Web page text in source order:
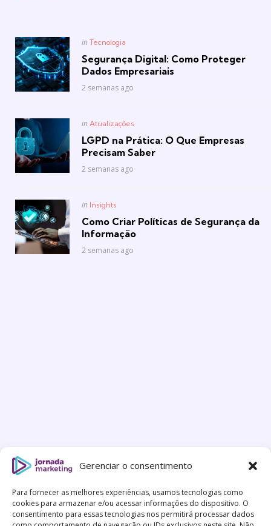
Gerenciar o consentimento
Para fornecer as melhores experiências, usamos tecnologias como
cookies para armazenar e/ou acessar informações do dispositivo. O
consentimento para essas tecnologias nos permitirá processar dados
Posted
in Tecnologia
Segurança Digital: Como Proteger
Dados Empresariais
2 semanas ago
Posted
in Atualizações
LGPD na Prática: O Que Empresas
Precisam Saber
2 semanas ago
Posted
in Insights
Como Criar Políticas de Segurança da
Informação
2 semanas ago